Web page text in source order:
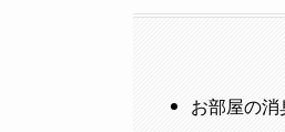
お部屋の消